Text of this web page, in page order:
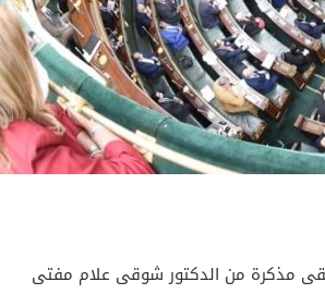
مذكرة من الدكتور شوقى علام مفتى